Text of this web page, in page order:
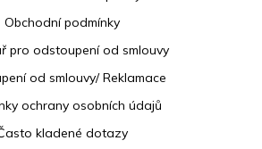
Obchodní podmínky
pro odstoupení od smlouvy
od smlouvy/ Reklamace
ochrany osobních údajů
kladené dotazy